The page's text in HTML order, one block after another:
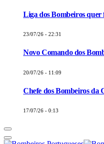
Liga dos Bombeiros quer
23/07/26 - 22:31
Novo Comando dos
20/07/26 - 11:09
Chefe dos Bombeiros da
17/07/26 - 0:13